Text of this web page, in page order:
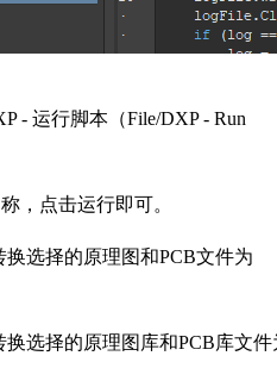
- 运行脚本（File/DXP - Run
，点击运行即可。
换选择的原理图和PCB文件为
换选择的原理图库和PCB库文件